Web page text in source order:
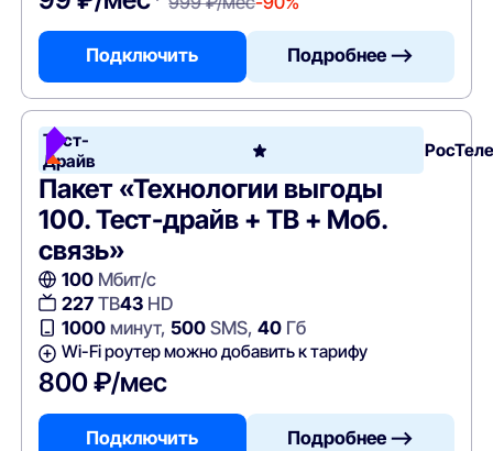
Подключить Подробнее —>
Тест-
Драйв
Пакет «Технологии выгоды
100. Тест-драйв + ТВ + Моб.
связь»
100Мбит/с
227ТВ43HD
1000минут, 500SMS, 40Гб
Wi-Fi роутер можно добавить к тарифу
800 ₽/мес
Подключить Подробнее —>